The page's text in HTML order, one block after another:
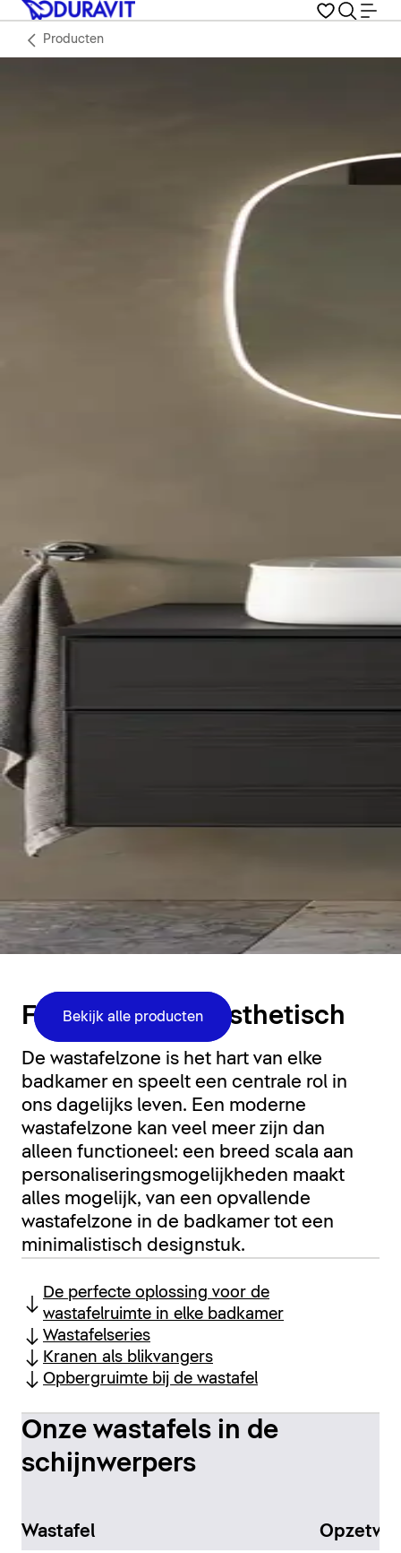
Producten
Bekijk alle producten
Functioneel en esthetisch
De wastafelzone is het hart van elke
badkamer en speelt een centrale rol in
ons dagelijks leven. Een moderne
wastafelzone kan veel meer zijn dan
alleen functioneel: een breed scala aan
personaliseringsmogelijkheden maakt
alles mogelijk, van een opvallende
wastafelzone in de badkamer tot een
minimalistisch designstuk.
De perfecte oplossing voor de
wastafelruimte in elke badkamer
Wastafelseries
Kranen als blikvangers
Opbergruimte bij de wastafel
Onze wastafels in de
schijnwerpers
Wastafel